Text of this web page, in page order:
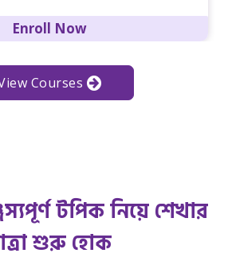
Enroll Now
Courses
টপিক নিয়ে শেখার
শুরু হোক